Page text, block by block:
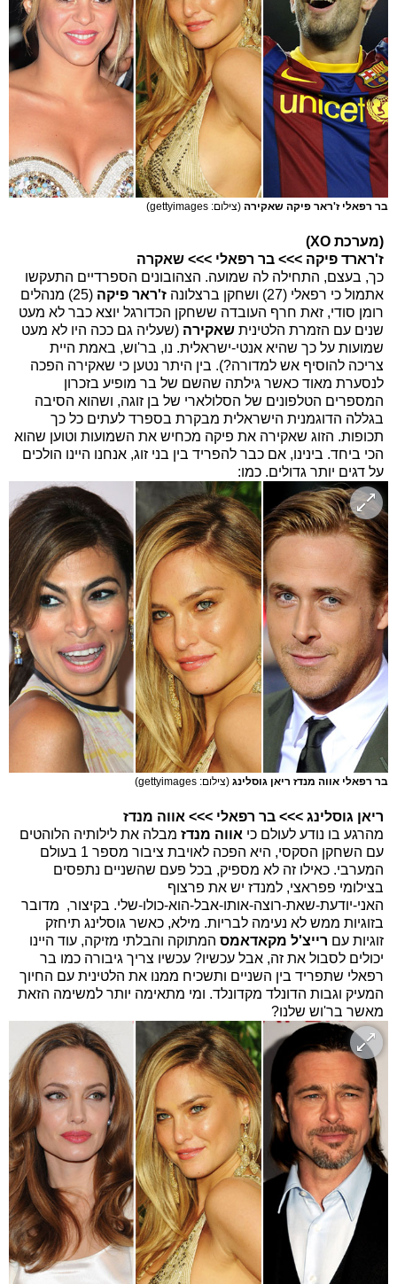
בר רפאלי ז'ראר פיקה שאקירה (צילום: gettyimages)
(מערכת XO)
ז'רארד פיקה >>> בר רפאלי >>> שאקרה
כך, בעצם, התחילה לה שמועה. הצהובונים הספרדיים התעקשו
אתמול כי רפאלי (27) ושחקן ברצלונה
ז'ראר פיקה
(25) מנהלים
רומן סודי, זאת חרף העובדה ששחקן הכדורגל יוצא כבר לא מעט
שנים עם הזמרת הלטינית שאקירה (שעליה גם ככה היו לא מעט
שמועות על כך שהיא אנטי-ישראלית. נו, בר'וש, באמת היית
צריכה להוסיף אש למדורה?). בין היתר נטען כי שאקירה הפכה
לנסערת מאוד כאשר גילתה שהשם של בר מופיע בזכרון
המספרים הטלפונים של הסלולארי של בן זוגה, ושהוא הסיבה
בגללה הדוגמנית הישראלית מבקרת בספרד לעתים כל כך
תכופות. הזוג שאקירה את פיקה מכחיש את השמועות וטוען שהוא
הכי ביחד. בינינו, אם כבר להפריד בין בני זוג, אנחנו היינו הולכים
על דגים יותר גדולים. כמו:
בר רפאלי אווה מנדז ריאן גוסלינג (צילום: gettyimages)
ריאן גוסלינג >>> בר רפאלי >>> אווה מנדז
מהרגע בו נודע לעולם כי אווה מנדזמבלה את לילותיה הלוהטים
עם השחקן הסקסי, היא הפכה לאויבת ציבור מספר 1 בעולם
המערבי. כאילו זה לא מספיק, בכל פעם שהשניים נתפסים
בצילומי פפראצי, למנדז יש את פרצוף
האני-יודעת-שאת-רוצה-אותו-אבל-הוא-כולו-שלי. בקיצור, מדובר
בזוגיות ממש לא נעימה לבריות. מילא, כאשר גוסלינג תיחזק
זוגיות עם רייצ'ל מקאדאמסהמתוקה והבלתי מזיקה, עוד היינו
יכולים לסבול את זה, אבל עכשיו? עכשיו צריך גיבורה כמו בר
רפאלי שתפריד בין השניים ותשכיח ממנו את הלטינית עם החיוך
המעיק וגבות הדונלד מקדונלד. ומי מתאימה יותר למשימה הזאת
מאשר בר'וש שלנו?